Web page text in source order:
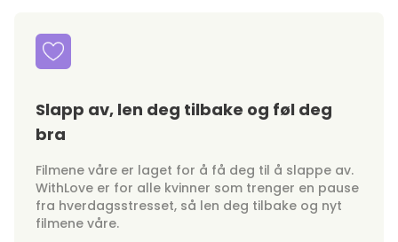
Slapp av, len deg tilbake og føl deg
bra
Filmene våre er laget for å få deg til å slappe av.
WithLove er for alle kvinner som trenger en pause
fra hverdagsstresset, så len deg tilbake og nyt
filmene våre.